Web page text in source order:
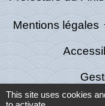
Mentions légales
This site uses cookies